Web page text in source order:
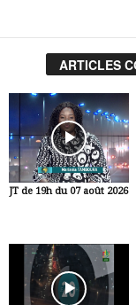
ARTICLES
JT de 19h du 07 août 2026